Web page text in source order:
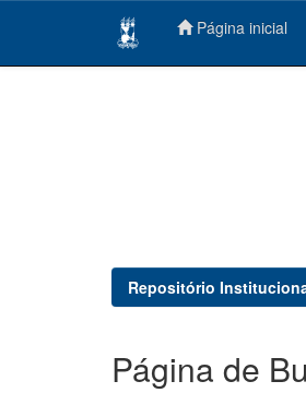
Página inicial
Repositório
Página de